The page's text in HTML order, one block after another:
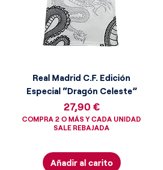
Real Madrid C.F. Edición
Especial “Dragón Celeste”
Precio
27,90 €
COMPRA 2 O MÁS Y CADA UNIDAD
SALE REBAJADA
Añadir al carito